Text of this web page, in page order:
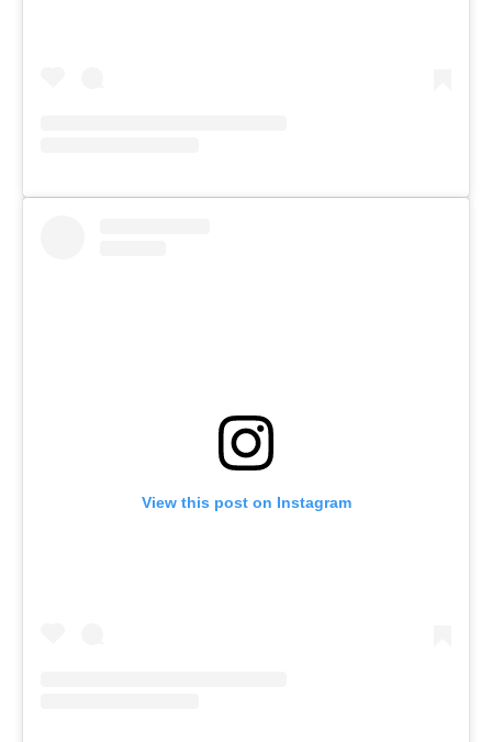
View this post on Instagram